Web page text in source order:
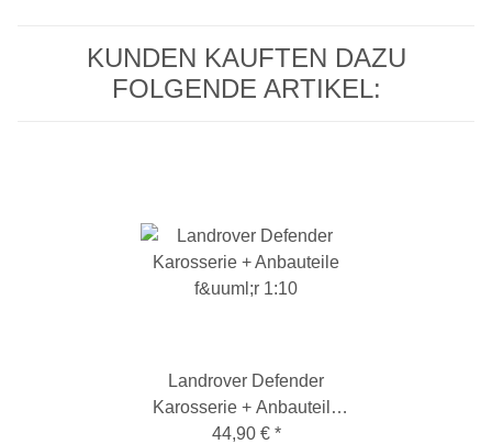
KUNDEN KAUFTEN DAZU
FOLGENDE ARTIKEL:
Landrover Defender
Karosserie + Anbauteile
für 1:10
44,90 € *